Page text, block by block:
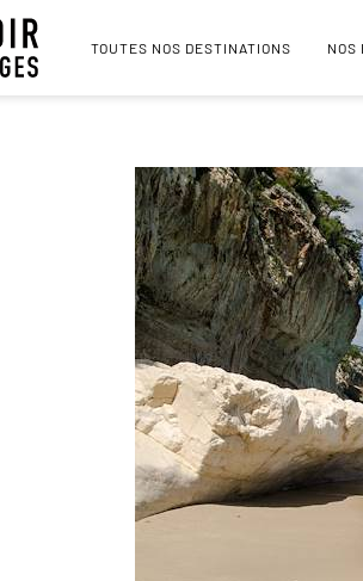
TOUTES NOS DESTINATIONS NOS